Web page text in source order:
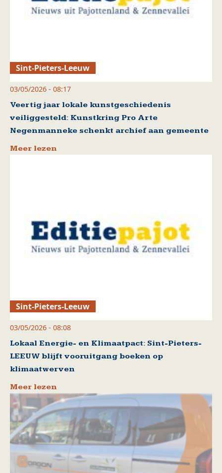
Sint-Pieters-Leeuw
03/05/2026 - 08:17
Veertig jaar lokale kunstgeschiedenis
veiliggesteld: Kunstkring Pro Arte
Negenmanneke schenkt archief aan gemeente
Meer lezen
Sint-Pieters-Leeuw
03/05/2026 - 08:08
Lokaal Energie- en Klimaatpact: Sint-Pieters-
LEEUW blijft vooruitgang boeken op
klimaatwerven
Meer lezen